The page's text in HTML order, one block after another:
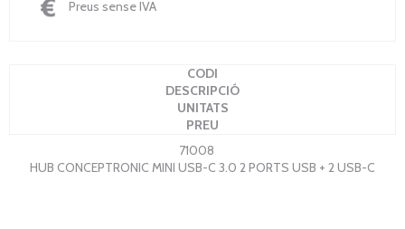
Preus sense IVA
CODI
DESCRIPCIÓ
UNITATS
PREU
71008
HUB CONCEPTRONIC MINI USB-C 3.0 2 PORTS USB + 2 USB-C